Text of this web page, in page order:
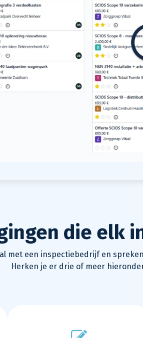
die elk
met een inspectiebedrijf en
Herken je er drie of meer